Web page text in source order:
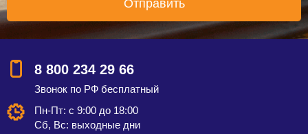
8 800 234 29 66
Звонок по РФ бесплатный
Пн-Пт: с 9:00 до 18:00
Сб, Вс: выходные дни